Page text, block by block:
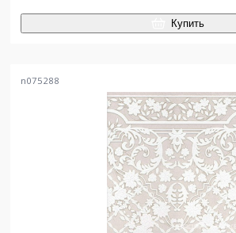
Купить
n075288